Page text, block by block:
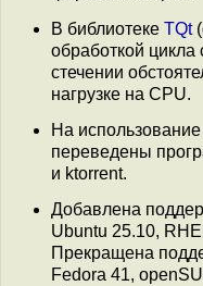
В библиотеке TQt
обработкой
стечении
нагрузке на CPU.
На
переведены
и ktorrent.
Добавлена
Ubuntu 25.10,
Прекращена
Fedora 41,